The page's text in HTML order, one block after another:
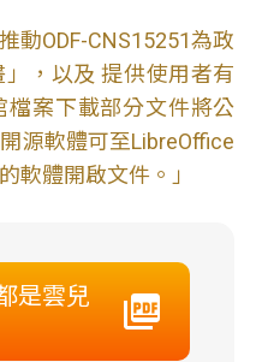
動ODF-CNS15251為政
，以及 提供使用者有
檔案下載部分文件將公
源軟體可至LibreOffice
軟體開啟文件。」
是雲兒